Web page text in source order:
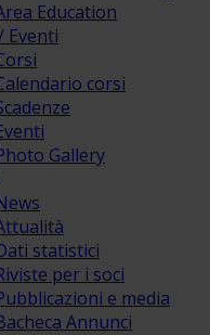
Education
Eventi
corsi
Gallery
statistici
per i soci
e media
Annunci